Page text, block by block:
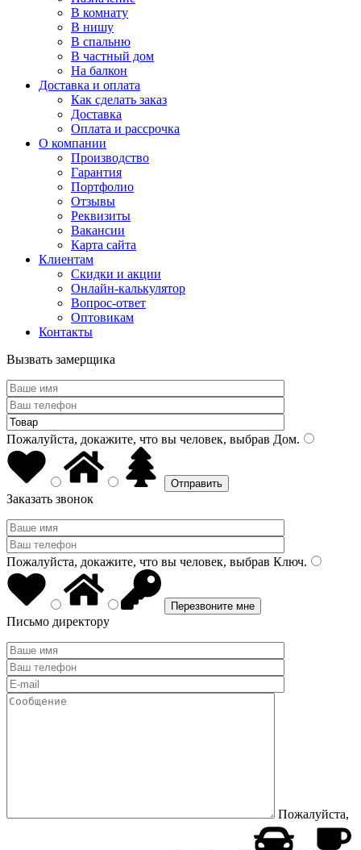
В комнату
В нишу
В спальню
В частный дом
На балкон
Доставка и оплата
Как сделать заказ
Доставка
Оплата и рассрочка
О компании
Производство
Гарантия
Портфолио
Отзывы
Реквизиты
Вакансии
Карта сайта
Клиентам
Скидки и акции
Онлайн-калькулятор
Вопрос-ответ
Оптовикам
Контакты
Вызвать замерщика
Пожалуйста, докажите, что вы человек, выбрав Дом.
Заказать звонок
Пожалуйста, докажите, что вы человек, выбрав Ключ.
Письмо директору
Пожалуйста,